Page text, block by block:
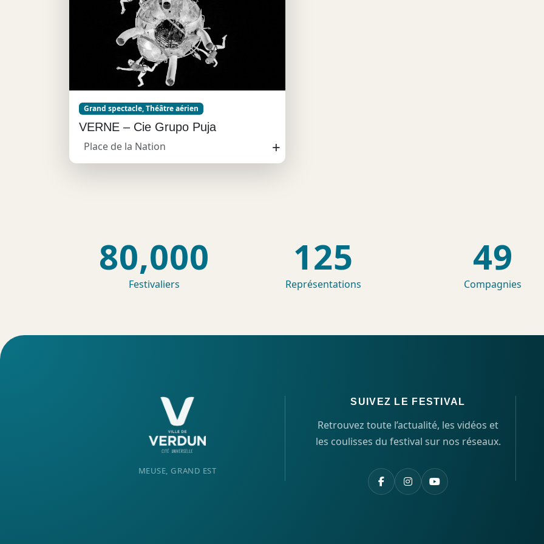
Grand spectacle, Théâtre aérien
VERNE – Cie Grupo Puja
Place de la Nation
+
80,000
Festivaliers
125
Représentations
49
Compagnies
MEUSE, GRAND EST
SUIVEZ LE FESTIVAL
Retrouvez toute l’actualité, les vidéos et
les coulisses du festival sur nos réseaux.